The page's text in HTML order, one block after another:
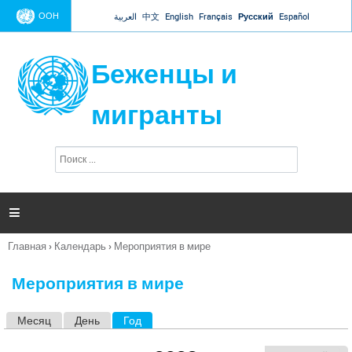
Jump to navigation
ООН العربية 中文 English Français Русский Español
Беженцы и
мигранты
п
и

Вы
Главная › Календарь › Мероприятия в мире
Мероприятия в мире
Месяц День Год